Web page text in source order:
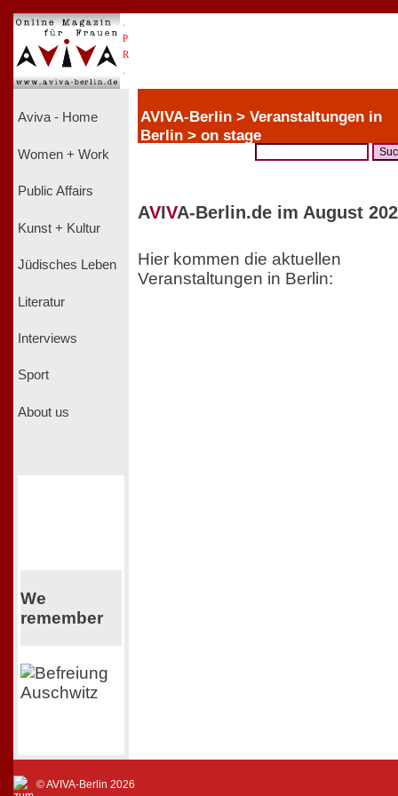
P
R
Aviva - Home
Women + Work
Public Affairs
Kunst + Kultur
Jüdisches Leben
Literatur
Interviews
Sport
About us
We
remember
AVIVA-Berlin > Veranstaltungen in
Berlin > on stage
AVIVA-Berlin.de im August
Hier kommen die aktuellen
Veranstaltungen in Berlin:
© AVIVA-Berlin 2026